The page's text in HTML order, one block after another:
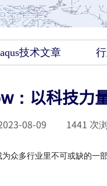
技术文章
：以科技力
08-09 1441 次
众多行业里不可或缺的